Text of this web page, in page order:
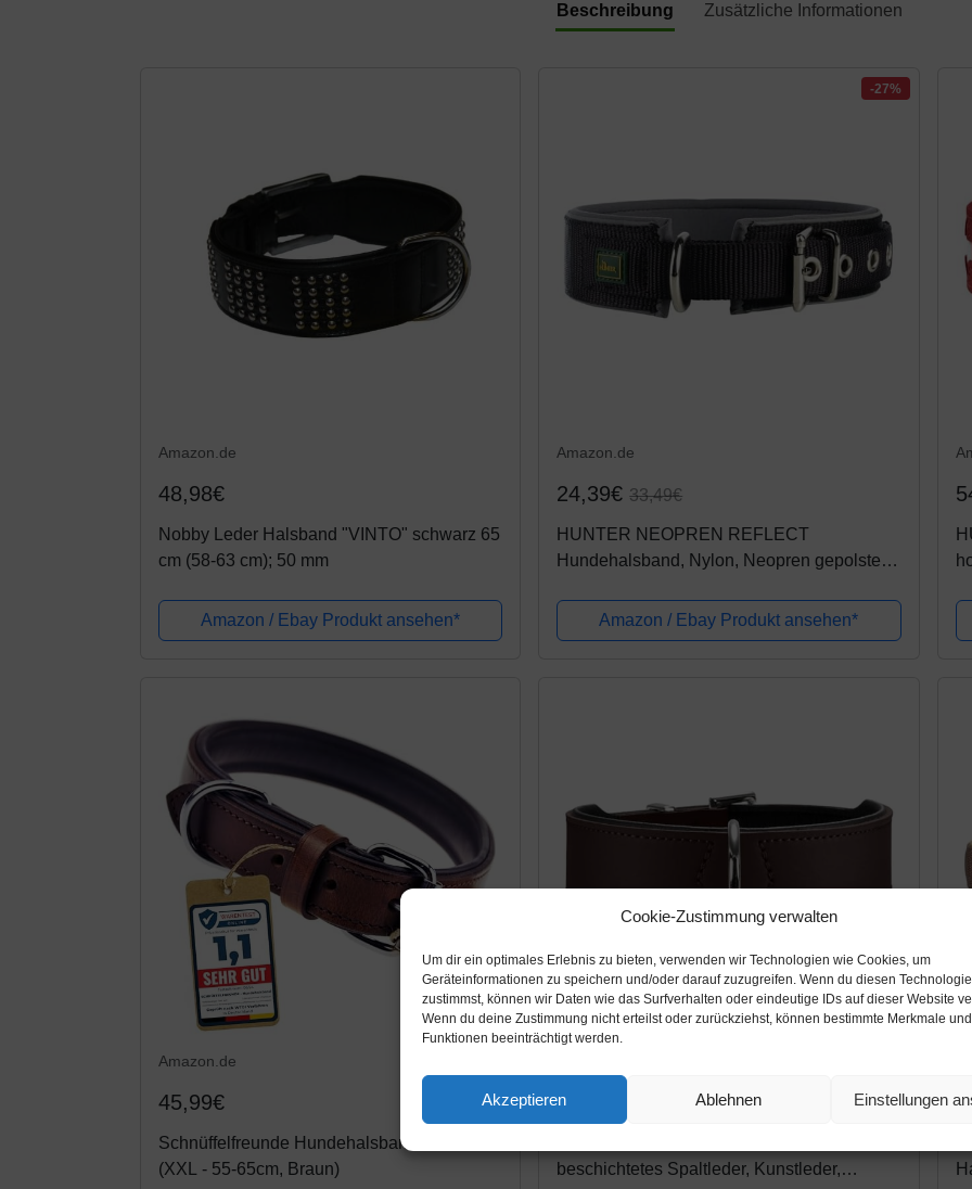
Cookie-Zustimmung verwalten
Um dir ein optimales Erlebnis zu bieten, verwenden wir Technologien wie Cookies, um
Geräteinformationen zu speichern und/oder darauf zuzugreifen. Wenn du diesen
zustimmst, können wir Daten wie das Surfverhalten oder eindeutige IDs auf dieser Website
Wenn du deine Zustimmung nicht erteilst oder zurückziehst, können bestimmte Merkmale und
Funktionen beeinträchtigt werden.
Akzeptieren Ablehnen Einstellungen
Beschreibung Zusätzliche Informationen
Amazon.de
48,98€
Nobby Leder Halsband "VINTO" schwarz 65
cm (58-63 cm); 50 mm
Amazon / Ebay Produkt ansehen*
-27%
Amazon.de
24,39€33,49€
HUNTER NEOPREN REFLECT
Hundehalsband, Nylon, Neopren gepolstert,
Amazon / Ebay Produkt ansehen*
Amazon.de
45,99€
Schnüffelfreunde Hundehalsband aus Leder
(XXL - 55-65cm, Braun)
37,57€
beschichtetes Spaltleder, Kunstleder,